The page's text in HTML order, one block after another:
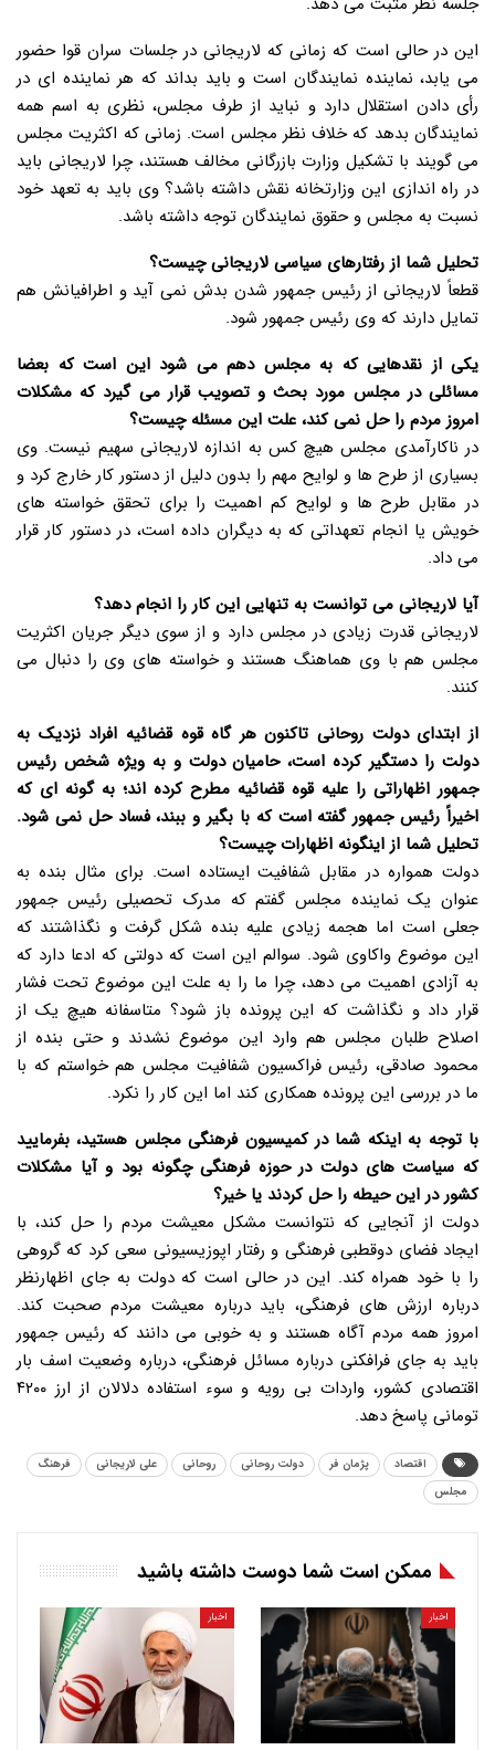
این در حالی است که زمانی که لاریجانی در جلسات سران قوا حضور
می یابد، نماینده نمایندگان است و باید بداند که هر نماینده ای در
رأی دادن استقلال دارد و نباید از طرف مجلس، نظری به اسم همه
نمایندگان بدهد که خلاف نظر مجلس است. زمانی که اکثریت مجلس
می گویند با تشکیل وزارت بازرگانی مخالف هستند، چرا لاریجانی باید
در راه اندازی این وزارتخانه نقش داشته باشد؟ وی باید به تعهد خود
نسبت به مجلس و حقوق نمایندگان توجه داشته باشد.
تحلیل شما از رفتارهای سیاسی لاریجانی چیست؟
قطعاً لاریجانی از رئیس جمهور شدن بدش نمی آید و اطرافیانش هم
تمایل دارند که وی رئیس جمهور شود.
یکی از نقدهایی که به مجلس دهم می شود این است که بعضا
مسائلی در مجلس مورد بحث و تصویب قرار می گیرد که مشکلات
امروز مردم را حل نمی کند، علت این مسئله چیست؟
در ناکارآمدی مجلس هیچ کس به اندازه لاریجانی سهیم نیست. وی
بسیاری از طرح ها و لوایح مهم را بدون دلیل از دستور کار خارج کرد و
در مقابل طرح ها و لوایح کم اهمیت را برای تحقق خواسته های
خویش یا انجام تعهداتی که به دیگران داده است، در دستور کار قرار
می داد.
آیا لاریجانی می توانست به تنهایی این کار را انجام دهد؟
لاریجانی قدرت زیادی در مجلس دارد و از سوی دیگر جریان اکثریت
مجلس هم با وی هماهنگ هستند و خواسته های وی را دنبال می
کنند.
از ابتدای دولت روحانی تاکنون هر گاه قوه قضائیه افراد نزدیک به
دولت را دستگیر کرده است، حامیان دولت و به ویژه شخص رئیس
جمهور اظهاراتی را علیه قوه قضائیه مطرح کرده اند؛ به گونه ای که
اخیراً رئیس جمهور گفته است که با بگیر و ببند، فساد حل نمی شود.
تحلیل شما از اینگونه اظهارات چیست؟
دولت همواره در مقابل شفافیت ایستاده است. برای مثال بنده به
عنوان یک نماینده مجلس گفتم که مدرک تحصیلی رئیس جمهور
جعلی است اما هجمه زیادی علیه بنده شکل گرفت و نگذاشتند که
این موضوع واکاوی شود. سوالم این است که دولتی که ادعا دارد که
به آزادی اهمیت می دهد، چرا ما را به علت این موضوع تحت فشار
قرار داد و نگذاشت که این پرونده باز شود؟ متاسفانه هیچ یک از
اصلاح طلبان مجلس هم وارد این موضوع نشدند و حتی بنده از
محمود صادقی، رئیس فراکسیون شفافیت مجلس هم خواستم که با
ما در بررسی این پرونده همکاری کند اما این کار را نکرد.
با توجه به اینکه شما در کمیسیون فرهنگی مجلس هستید، بفرمایید
که سیاست های دولت در حوزه فرهنگی چگونه بود و آیا مشکلات
کشور در این حیطه را حل کردند یا خیر؟
دولت از آنجایی که نتوانست مشکل معیشت مردم را حل کند، با
ایجاد فضای دوقطبی فرهنگی و رفتار اپوزیسیونی سعی کرد که گروهی
را با خود همراه کند. این در حالی است که دولت به جای اظهارنظر
درباره ارزش های فرهنگی، باید درباره معیشت مردم صحبت کند.
امروز همه مردم آگاه هستند و به خوبی می دانند که رئیس جمهور
باید به جای فرافکنی درباره مسائل فرهنگی، درباره وضعیت اسف بار
اقتصادی کشور، واردات بی رویه و سوء استفاده دلالان از ارز ۴۲۰۰
تومانی پاسخ دهد.
اقتصاد پژمان فر دولت روحانی روحانی علی لاریجانی
فرهنگ
مجلس
ممکن است شما دوست داشته باشید
اخبار اخبار